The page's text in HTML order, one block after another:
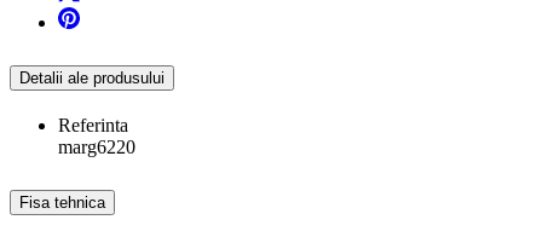
Detalii ale produsului
Referinta
marg6220
Fisa tehnica